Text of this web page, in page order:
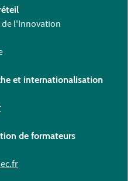
de l'Innovation
et internationalisation
de formateurs